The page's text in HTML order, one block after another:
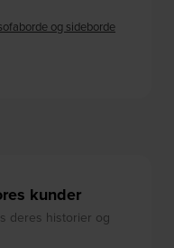
og sideborde
kunder
deres historier og